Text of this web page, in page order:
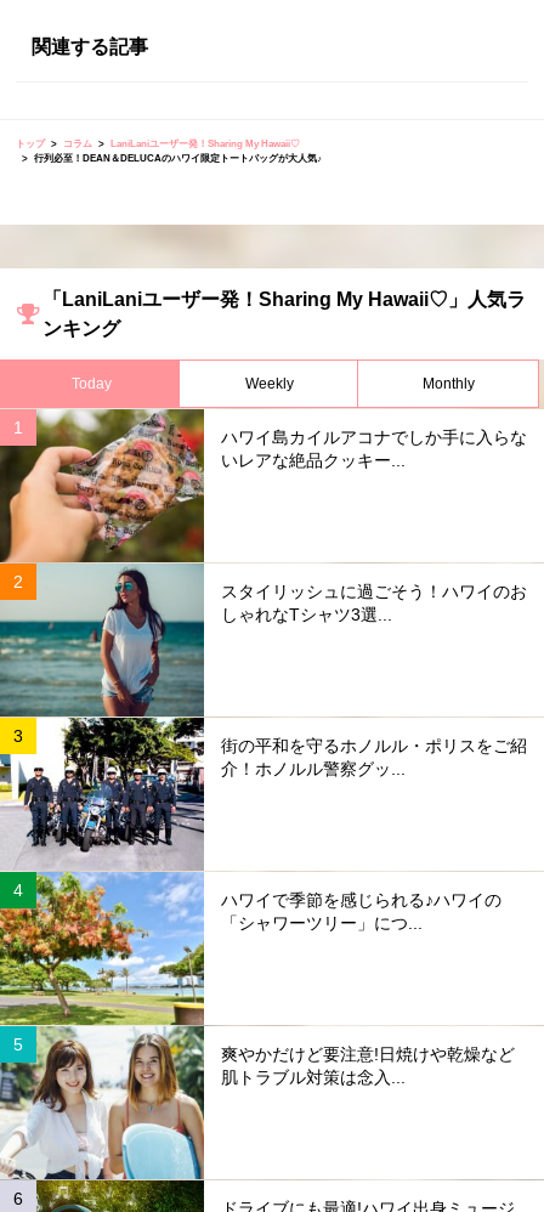
関連する記事
トップ コラム
LaniLaniユーザー発！Sharing My Hawaii♡
行列必至！DEAN＆DELUCAのハワイ限定トートバッグが大人気♪
「LaniLaniユーザー発！Sharing My Hawaii♡」人気ラ
ンキング
Today Weekly Monthly
ハワイ島カイルアコナでしか手に入らな
いレアな絶品クッキー...
スタイリッシュに過ごそう！ハワイのお
しゃれなTシャツ3選...
街の平和を守るホノルル・ポリスをご紹
介！ホノルル警察グッ...
ハワイで季節を感じられる♪ハワイの
「シャワーツリー」につ...
爽やかだけど要注意!日焼けや乾燥など
肌トラブル対策は念入...